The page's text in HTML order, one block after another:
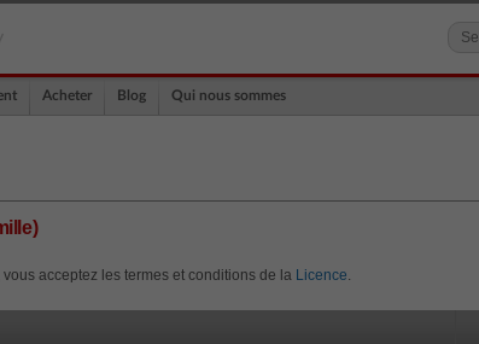
Acheter Blog Qui nous sommes
acceptez les termes et conditions de la Licence.